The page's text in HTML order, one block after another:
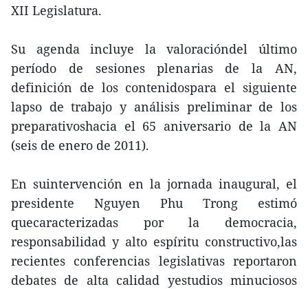
XII Legislatura.
Su agenda incluye la valoracióndel último
período de sesiones plenarias de la AN,
definición de los contenidospara el siguiente
lapso de trabajo y análisis preliminar de los
preparativoshacia el 65 aniversario de la AN
(seis de enero de 2011).
En suintervención en la jornada inaugural, el
presidente Nguyen Phu Trong estimó
quecaracterizadas por la democracia,
responsabilidad y alto espíritu constructivo,las
recientes conferencias legislativas reportaron
debates de alta calidad yestudios minuciosos